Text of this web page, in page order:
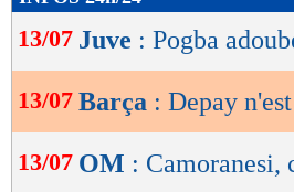
de
lecture
OK
13/07 Juve : Pogba
13/07 Barça : Depay
13/07 OM : Camoranesi,